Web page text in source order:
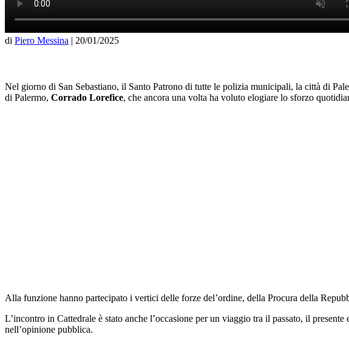
di Piero Messina | 20/01/2025
Nel giorno di San Sebastiano, il Santo Patrono di tutte le polizia municipali, la città di
di Palermo, Corrado Lorefice, che ancora una volta ha voluto elogiare lo sforzo
Alla funzione hanno partecipato i vertici delle forze del’ordine, della Procura della
L’incontro in Cattedrale è stato anche l’occasione per un viaggio tra il passato, il
nell’opinione pubblica.